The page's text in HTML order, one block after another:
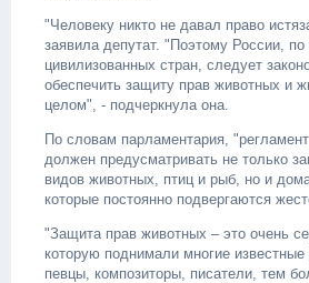
"Человеку никто не давал право
заявила депутат. "Поэтому России,
цивилизованных стран, следует
обеспечить защиту прав животных и
целом", - подчеркнула она.
По словам парламентария,
должен предусматривать не только
видов животных, птиц и рыб, но и
которые постоянно подвергаются
"Защита прав животных – это очень
которую поднимали многие
певцы, композиторы, писатели, тем